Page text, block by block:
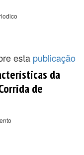
esta publicação
da
de